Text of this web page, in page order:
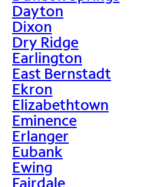
Dayton
Dixon
Dry Ridge
Earlington
East Bernstadt
Ekron
Elizabethtown
Eminence
Erlanger
Eubank
Ewing
Fairdale